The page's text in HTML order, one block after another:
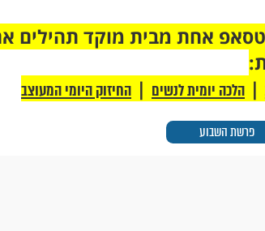
פרשת השבוע
| הלכה יומית לנשים | החיזוק היומי המעוצב